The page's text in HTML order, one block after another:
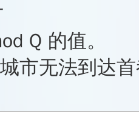
Q 的值。
市无法到达